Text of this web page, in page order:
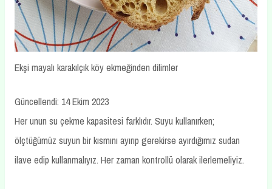
Ekşi mayalı karakılçık köy ekmeğinden dilimler
Güncellendi: 14 Ekim 2023
Her unun su çekme kapasitesi farklıdır. Suyu kullanırken;
ölçtüğümüz suyun bir kısmını ayırıp gerekirse ayırdığımız sudan
ilave edip kullanmalıyız. Her zaman kontrollü olarak ilerlemeliyiz.